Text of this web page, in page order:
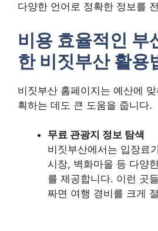
다양한 언어로 정확한 정보를
비용 효율적인 부
한 비짓부산 활용
비짓부산 홈페이지는 예산에
획하는 데도 큰 도움을 줍니다.
무료 관광지 정보 탐색
비짓부산에서는 입장료
시장, 벽화마을 등 다양
를 제공합니다. 이런 곳
짜면 여행 경비를 크게